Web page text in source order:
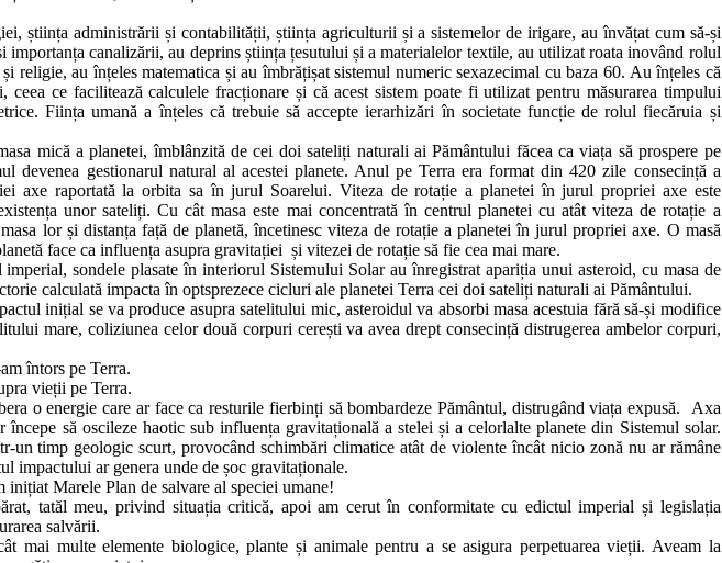
știința administrării și contabilității, știința agriculturii și a sistemelor de irigare, au învățat cum să-și
importanța canalizării, au deprins știința țesutului și a materialelor textile, au utilizat roata inovând rolul
religie, au înțeles matematica și au îmbrățișat sistemul numeric sexazecimal cu baza 60. Au înțeles că
ce facilitează calculele fracționare și că acest sistem poate fi utilizat pentru măsurarea timpului
Ființa umană a înțeles că trebuie să accepte ierarhizări în societate funcție de rolul fiecăruia și
mică a planetei, îmblânzită de cei doi sateliți naturali ai Pământului făcea ca viața să prospere pe
devenea gestionarul natural al acestei planete. Anul pe Terra era format din 420 zile consecință a
axe raportată la orbita sa în jurul Soarelui. Viteza de rotație a planetei în jurul propriei axe este
unor sateliți. Cu cât masa este mai concentrată în centrul planetei cu atât viteza de rotație a
lor și distanța față de planetă, încetinesc viteza de rotație a planetei în jurul propriei axe. O masă
face ca influența asupra gravitației și vitezei de rotație să fie cea mai mare.
sondele plasate în interiorul Sistemului Solar au înregistrat apariția unui asteroid, cu masa de
calculată impacta în optsprezece cicluri ale planetei Terra cei doi sateliți naturali ai Pământului.
inițial se va produce asupra satelitului mic, asteroidul va absorbi masa acestuia fără să-și modifice
mare, coliziunea celor două corpuri cerești va avea drept consecință distrugerea ambelor corpuri,
întors pe Terra.
vieții pe Terra.
o energie care ar face ca resturile fierbinți să bombardeze Pământul, distrugând viața expusă. Axa
să oscileze haotic sub influența gravitațională a stelei și a celorlalte planete din Sistemul solar.
un timp geologic scurt, provocând schimbări climatice atât de violente încât nicio zonă nu ar rămâne
impactului ar genera unde de șoc gravitaționale.
inițiat Marele Plan de salvare al speciei umane!
tatăl meu, privind situația critică, apoi am cerut în conformitate cu edictul imperial și legislația
salvării.
mai multe elemente biologice, plante și animale pentru a se asigura perpetuarea vieții. Aveam la